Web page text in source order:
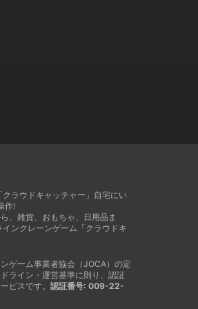
ラウドキャッチャー」自宅にい
作!
、雑貨、おもちゃ、日用品ま
ンクレーンゲーム「クラウドキ
ゲーム事業者協会（JOCA）の定
ライン・運営基準に則り、認証
ビスです。 認証番号: 009-22-